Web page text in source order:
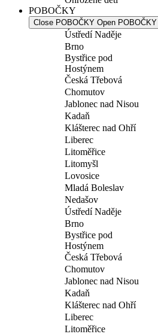
POBOČKY
Close POBOČKY Open POBOČKY
Ústředí Naděje
Brno
Bystřice pod
Hostýnem
Česká Třebová
Chomutov
Jablonec nad Nisou
Kadaň
Klášterec nad Ohří
Liberec
Litoměřice
Litomyšl
Lovosice
Mladá Boleslav
Nedašov
Ústředí Naděje
Brno
Bystřice pod
Hostýnem
Česká Třebová
Chomutov
Jablonec nad Nisou
Kadaň
Klášterec nad Ohří
Liberec
Litoměřice